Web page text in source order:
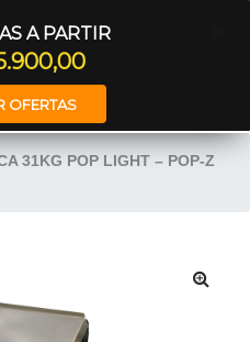
A PARTIR
OFERTAS
31KG POP LIGHT – POP-Z